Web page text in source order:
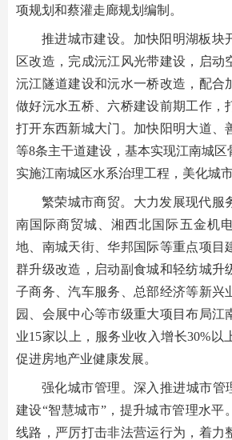
项规划和蔡灌走廊规划编制。
推进城市建设。加快阳明湖板块
区改造，完成沅江风光带建设，启动
沅江隧道建设和沅水一桥改造，配合
做好沅水五桥、六桥建设前期工作，
打开东西新城大门。加快阳明大道、
等8条主干道建设，基本实现江南城区
实施江南城区水系治理工程，美化城
繁荣城市商贸。大力发展现代服
南国际商贸城、湘西北国际五金机
地、南城天街、华邦国际等重点项目
群升级改造，启动副食城和轻纺城升
子商务、汽车服务、总部经济等新兴
园、会展中心等市级重大项目布局江
业15家以上，服务业收入增长30%以
促进房地产业健康发展。
强化城市管理。深入推进城市管
建设“智慧城市”，提升城市管理水平
线路，严厉打击非法营运行为，着力